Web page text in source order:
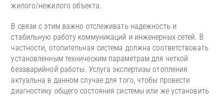
жилого/нежилого объекта.
В связи с этим важно отслеживать надежность и
стабильную работу коммуникаций и инженерных сетей. В
частности, отопительная система должна соответствовать
установленным техническим параметрам для четкой
безаварийной работы. Услуга экспертизы отопления
актуальна в данном случае для того, чтобы провести
диагностику общего состояния системы или же установить